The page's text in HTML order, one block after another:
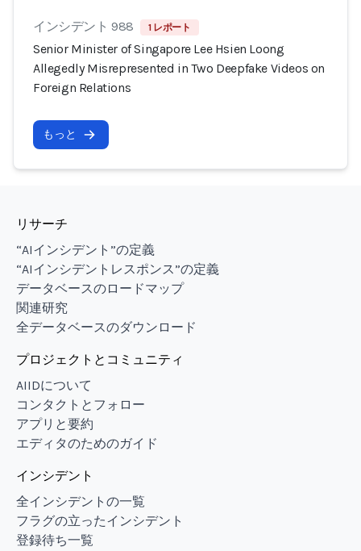
インシデント 988 1 レポート
Senior Minister of Singapore Lee Hsien Loong
Allegedly Misrepresented in Two Deepfake Videos on
Foreign Relations
もっと
リサーチ
“AIインシデント”の定義
“AIインシデントレスポンス”の定義
データベースのロードマップ
関連研究
全データベースのダウンロード
プロジェクトとコミュニティ
AIIDについて
コンタクトとフォロー
アプリと要約
エディタのためのガイド
インシデント
全インシデントの一覧
フラグの立ったインシデント
登録待ち一覧